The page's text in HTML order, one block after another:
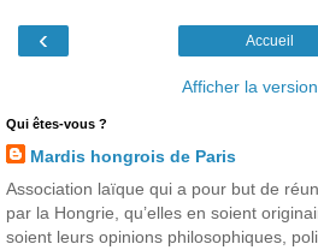
‹ Accueil
Afficher la
Qui êtes-vous ?
Mardis hongrois de Paris
Association laïque qui a pour but de
par la Hongrie, qu’elles en soient
soient leurs opinions philosophiques,